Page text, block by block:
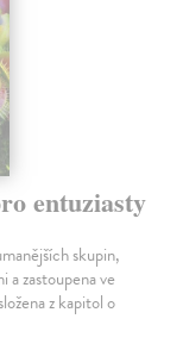
entuziasty
skupin,
a zastoupena ve
z kapitol o